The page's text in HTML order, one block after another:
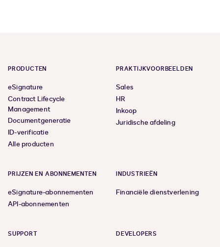
PRODUCTEN
eSignature
Contract Lifecycle
Management
Documentgeneratie
ID-verificatie
Alle producten
PRAKTIJKVOORBEELDEN
Sales
HR
Inkoop
Juridische afdeling
PRIJZEN EN ABONNEMENTEN
eSignature-abonnementen
API-abonnementen
INDUSTRIEËN
Financiële dienstverlening
SUPPORT DEVELOPERS